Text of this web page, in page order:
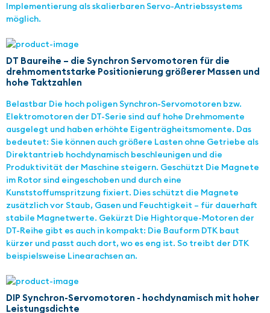
Implementierung als skalierbaren Servo-Antriebssystems
möglich.
DT Baureihe – die Synchron Servomotoren für die
drehmomentstarke Positionierung größerer Massen und
hohe Taktzahlen
Belastbar Die hoch poligen Synchron-Servomotoren bzw.
Elektromotoren der DT-Serie sind auf hohe Drehmomente
ausgelegt und haben erhöhte Eigenträgheitsmomente. Das
bedeutet: Sie können auch größere Lasten ohne Getriebe als
Direktantrieb hochdynamisch beschleunigen und die
Produktivität der Maschine steigern. Geschützt Die Magnete
im Rotor sind eingeschoben und durch eine
Kunststoffumspritzung fixiert. Dies schützt die Magnete
zusätzlich vor Staub, Gasen und Feuchtigkeit – für dauerhaft
stabile Magnetwerte. Gekürzt Die Hightorque-Motoren der
DT-Reihe gibt es auch in kompakt: Die Bauform DTK baut
kürzer und passt auch dort, wo es eng ist. So treibt der DTK
beispielsweise Linearachsen an.
DIP Synchron-Servomotoren - hochdynamisch mit hoher
Leistungsdichte